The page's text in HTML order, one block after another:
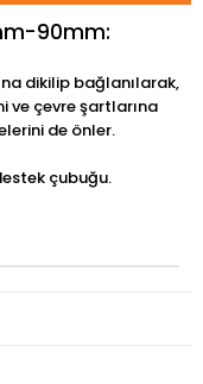
90mm:
dikilip bağlanılarak,
ve çevre şartlarına
de önler.
çubuğu.